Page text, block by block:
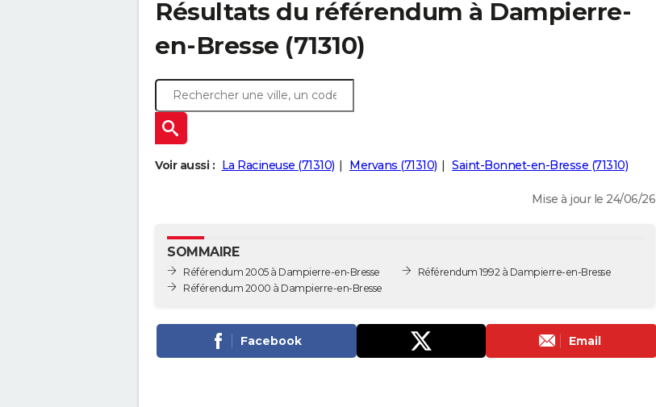
Résultats du référendum à Dampierre-
en-Bresse (71310)
Voir aussi : La Racineuse (71310) Mervans (71310) Saint-Bonnet-en-Bresse (71310)
Mise à jour le 24/06/26
SOMMAIRE
Référendum 2005 à Dampierre-en-Bresse
Référendum 2000 à Dampierre-en-Bresse
Référendum 1992 à Dampierre-en-Bresse
Facebook Email